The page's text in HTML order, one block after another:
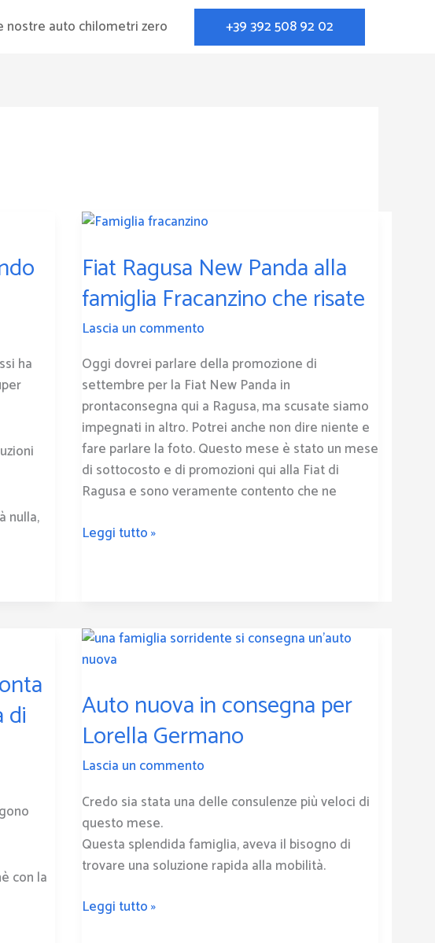
nostre auto chilometri zero +39 392 508 92 02
ha
nulla,
Fiat Ragusa New Panda alla
famiglia Fracanzino che risate
Lascia un commento
Oggi dovrei parlare della promozione di
settembre per la Fiat New Panda in
prontaconsegna qui a Ragusa, ma scusate siamo
impegnati in altro. Potrei anche non dire niente e
fare parlare la foto. Questo mese è stato un mese
di sottocosto e di promozioni qui alla Fiat di
Ragusa e sono veramente contento che ne
Fiat
New
Panda
alla
famiglia
che
risate
Leggi tutto »
di
con la
Auto nuova in consegna per
Lorella Germano
Lascia un commento
Credo sia stata una delle consulenze più veloci di
questo mese.
Questa splendida famiglia, aveva il bisogno di
trovare una soluzione rapida alla mobilità.
Auto
nuova
consegna
per
Lorella
Germano
Leggi tutto »